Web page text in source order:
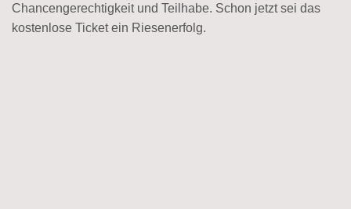
Chancengerechtigkeit und Teilhabe. Schon jetzt sei das
kostenlose Ticket ein Riesenerfolg.